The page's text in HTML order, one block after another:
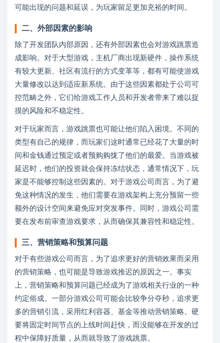
可能出现的问题和延误，为玩家留足更加充裕的时间。
二、外部因素的影响
除了开发团队内部原因，还有外部因素也会对游戏跳票造
成影响。对于大型游戏，主机厂商出现新硬件，操作系统
有较大更新、社区有流行的方式变革等，都有可能使游戏
大量修改以达到适应新系统。由于这些因素都处于公司可
控范畴之外，它们给游戏工作人员和开发者带来了难以捉
摸的风险和不稳定性。
对于玩家而言，游戏跳票也可能让他们陷入困境。不同的
类型有自己的规律，而玩家们这时通常已经花了大量的时
间和金钱通过预定或者预购购拢了他们的最爱。当游戏被
延迟时，他们的投资就会保持冻结状态，通常情况下，玩
家是不能够控制这些因素的。对于游戏公司而言，为了避
免这种情况的发生，他们需要在游戏架构上充分预留一些
额外的设计空间来避免应对突发事件。同时，游戏公司需
要在发布前审查游戏要求，从而确保其兼容性和稳定性。
三、营销策略和预算问题
对于有些游戏公司而言，为了追求更好的营销效果而采用
的营销策略，也可能是导致游戏推迟的原因之一。事实
上，营销策略和预算问题已经成为了游戏相关行业的一种
约定俗成。一部分游戏公司可能会比较争分夺秒，追求更
多的营销引流，采用红利容器、基金等推动营销策略。硬
要将固定时间节点的上线时间赶快，而没能够在开发的过
程中保障好质量，从而就导致了游戏跳票。